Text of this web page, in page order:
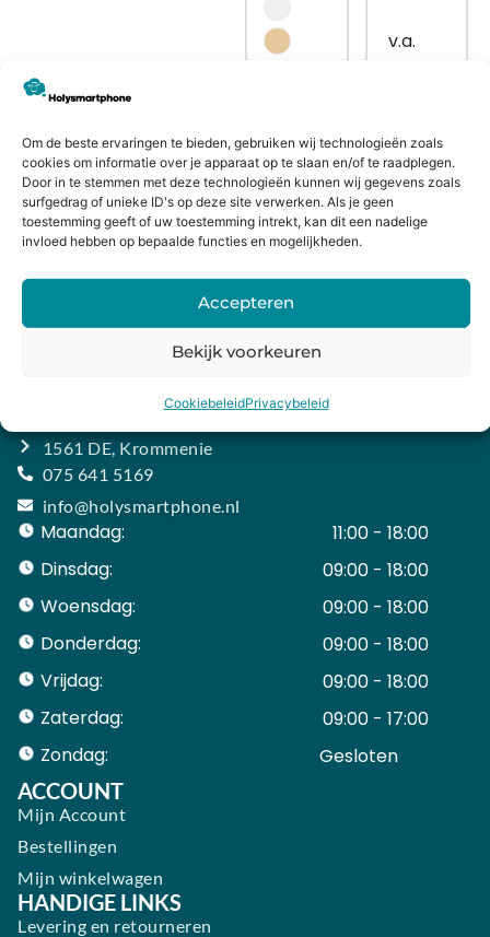
Om de beste ervaringen te bieden, gebruiken wij technologieën zoals
cookies om informatie over je apparaat op te slaan en/of te raadplegen.
Door in te stemmen met deze technologieën kunnen wij gegevens zoals
surfgedrag of unieke ID's op deze site verwerken. Als je geen
toestemming geeft of uw toestemming intrekt, kan dit een nadelige
invloed hebben op bepaalde functies en mogelijkheden.
Accepteren
Bekijk voorkeuren
CookiebeleidPrivacybeleid
€489,99
Bekijk
Bekijk
Heiligeweg 43A
1561 DE, Krommenie
075 641 5169
info@holysmartphone.nl
Maandag:
11:00 - 18:00
Dinsdag:
09:00 - 18:00
Woensdag:
09:00 - 18:00
Donderdag:
09:00 - 18:00
Vrijdag:
09:00 - 18:00
Zaterdag:
09:00 - 17:00
Zondag:
Gesloten ​ ​ ​ ​ ​ ​ ​
ACCOUNT
Mijn Account
Bestellingen
Mijn winkelwagen
HANDIGE LINKS
Levering en retourneren